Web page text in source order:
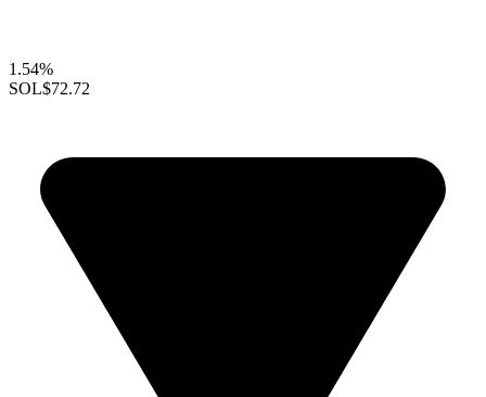
1.54%
SOL$72.72